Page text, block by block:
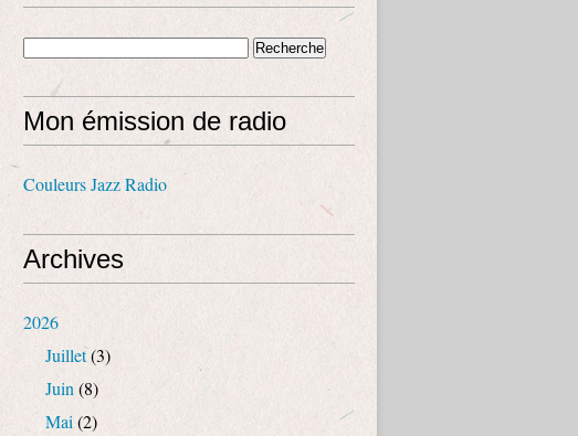
Mon émission de radio
Couleurs Jazz Radio
Archives
2026
Juillet(3)
Juin (8)
Mai (2)